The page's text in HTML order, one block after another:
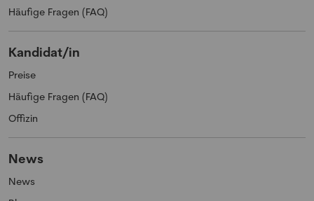
Häufige Fragen (FAQ)
Kandidat/in
Preise
Häufige Fragen (FAQ)
Offizin
News
News